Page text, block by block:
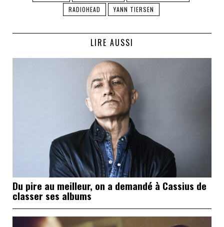
RADIOHEAD
YANN TIERSEN
LIRE AUSSI
Du pire au meilleur, on a demandé à Cassius de
classer ses albums